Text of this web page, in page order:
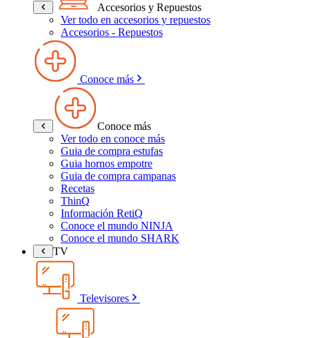
Accesorios y Repuestos
Ver todo en accesorios y repuestos
Accesorios - Repuestos
Conoce más
Conoce más
Ver todo en conoce más
Guia de compra estufas
Guia hornos empotre
Guia de compra campanas
Recetas
ThinQ
Información RetiQ
Conoce el mundo NINJA
Conoce el mundo SHARK
TV
Televisores